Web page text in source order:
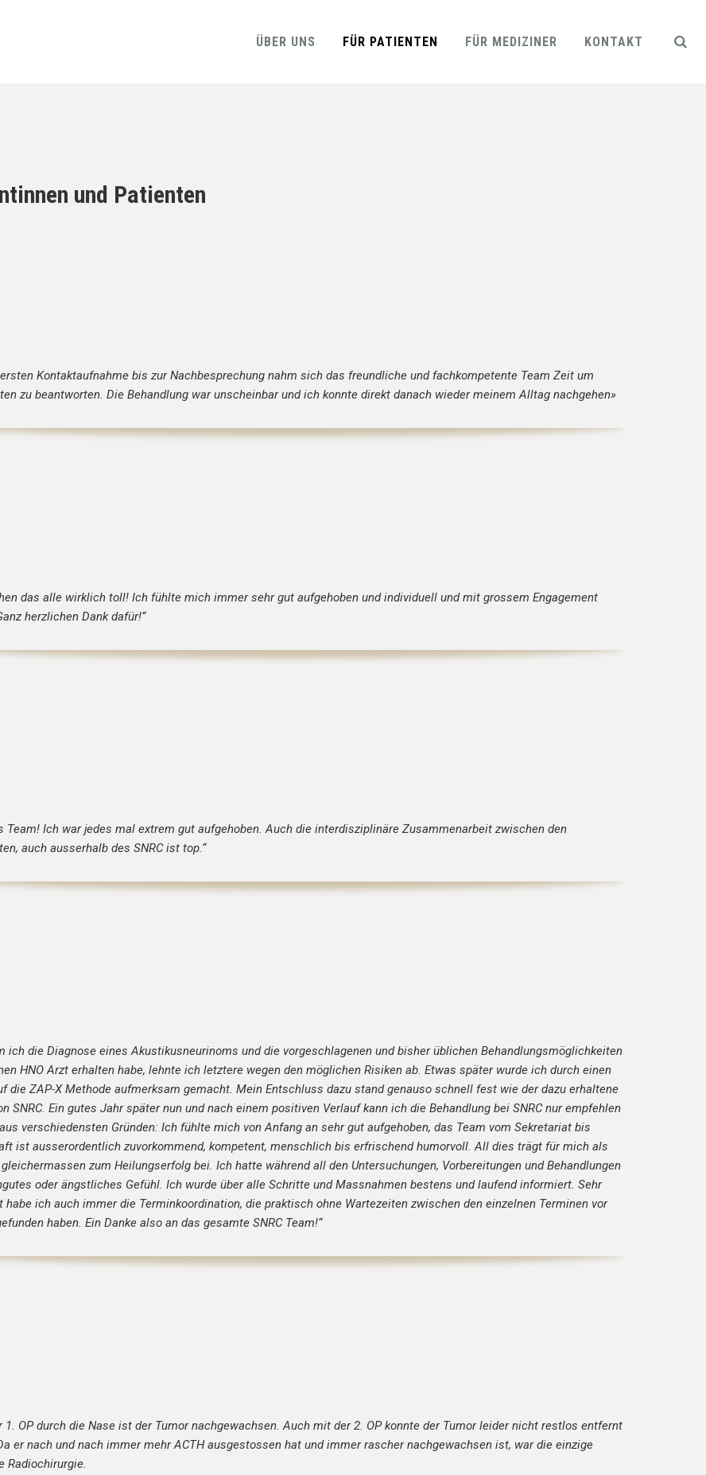
ÜBER UNS FÜR PATIENTEN FÜR MEDIZINER KONTAKT
und Patienten
Kontaktaufnahme bis zur Nachbesprechung nahm sich das freundliche und fachkompetente Team Zeit um
zu beantworten. Die Behandlung war unscheinbar und ich konnte direkt danach wieder meinem Alltag nachgehen»
das alle wirklich toll! Ich fühlte mich immer sehr gut aufgehoben und individuell und mit grossem Engagement
herzlichen Dank dafür!“
Team! Ich war jedes mal extrem gut aufgehoben. Auch die interdisziplinäre Zusammenarbeit zwischen den
auch ausserhalb des SNRC ist top.“
ich die Diagnose eines Akustikusneurinoms und die vorgeschlagenen und bisher üblichen Behandlungsmöglichkeiten
HNO Arzt erhalten habe, lehnte ich letztere wegen den möglichen Risiken ab. Etwas später wurde ich durch einen
die ZAP-X Methode aufmerksam gemacht. Mein Entschluss dazu stand genauso schnell fest wie der dazu erhaltene
SNRC. Ein gutes Jahr später nun und nach einem positiven Verlauf kann ich die Behandlung bei SNRC nur empfehlen
verschiedensten Gründen: Ich fühlte mich von Anfang an sehr gut aufgehoben, das Team vom Sekretariat bis
ist ausserordentlich zuvorkommend, kompetent, menschlich bis erfrischend humorvoll. All dies trägt für mich als
zum Heilungserfolg bei. Ich hatte während all den Untersuchungen, Vorbereitungen und Behandlungen
oder ängstliches Gefühl. Ich wurde über alle Schritte und Massnahmen bestens und laufend informiert. Sehr
habe ich auch immer die Terminkoordination, die praktisch ohne Wartezeiten zwischen den einzelnen Terminen vor
haben. Ein Danke also an das gesamte SNRC Team!“
1. OP durch die Nase ist der Tumor nachgewachsen. Auch mit der 2. OP konnte der Tumor leider nicht restlos entfernt
er nach und nach immer mehr ACTH ausgestossen hat und immer rascher nachgewachsen ist, war die einzige
Radiochirurgie.